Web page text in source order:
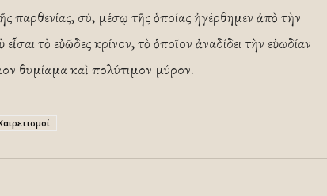
παρθενίας, σύ, μέσῳ τῆς ὁποίας ἠγέρθημεν ἀπὸ τὴν
τὸ εὐῶδες κρίνον, τὸ ὁποῖον ἀναδίδει τὴν εὐωδίαν
θυμίαμα καὶ πολύτιμον μύρον.